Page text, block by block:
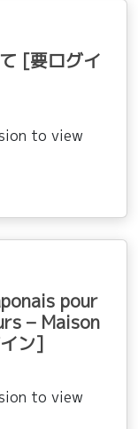
[要ログイ
to view
pour
– Maison
ン]
to view